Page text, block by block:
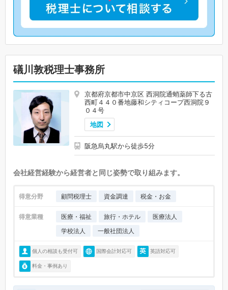
礒川敦税理士事務所
京都府京都市中京区 西洞院通蛸薬師下る古
西町４４０番地藤和シティコープ西洞院９
０４号
地図
阪急烏丸駅から徒歩5分
会社経営経験から経営者と同じ姿勢で取り組みます。
得意分野 顧問税理士 資金調達 税金・お金
得意業種 医療・福祉 旅行・ホテル
医療法人
学校法人
一般社団法人
個人の相談も受付可 国際会計対応可 英語対応可
料金・事例あり